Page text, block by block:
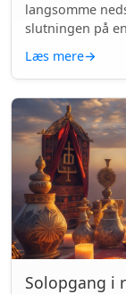
langsomme
slutningen på
Læs mere→
Solopgang i